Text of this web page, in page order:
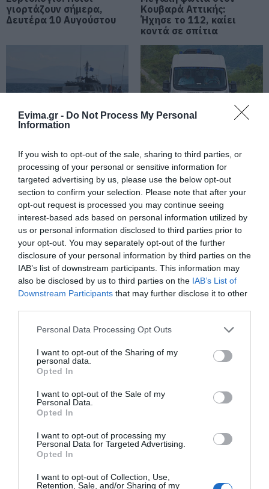
Evima.gr - Do Not Process My Personal
Information
If you wish to opt-out of the sale, sharing to third parties, or
processing of your personal or sensitive information for
targeted advertising by us, please use the below opt-out
section to confirm your selection. Please note that after your
opt-out request is processed you may continue seeing
interest-based ads based on personal information utilized by
us or personal information disclosed to third parties prior to
your opt-out. You may separately opt-out of the further
disclosure of your personal information by third parties on the
IAB’s list of downstream participants. This information may
also be disclosed by us to third parties on the IAB’s List of
Downstream Participants that may further disclose it to other
Please note that this website/app uses one or more Google
not limited to your visit or usage behaviour. You may click to
grant or deny consent to Google and its third-party tags to
use your data for below specified purposes in below Google
consent section.
Personal Data Processing Opt Outs
I want to opt-out of the Sharing of my
personal data.
Opted In
I want to opt-out of the Sale of my
Personal Data.
Opted In
I want to opt-out of processing my
Personal Data for Targeted Advertising.
Opted In
I want to opt-out of Collection, Use,
Retention, Sale, and/or Sharing of my
10.08.2026 | 09:00
Μεγάλη φωτιά στον Κουβαρά
Αττικής: Ήχησε το 112, καίει
Καιρός: Επιμένουν και σήμερα τα
10.08.2026 | 08:20
Στο κόκκινο σήμερα Εύβοια και
Σκύρος για κίνδυνο φωτιάς – Τι
απαγορεύεται
10.08.2026 | 08:00
Αναστάτωση σε παραλία της
Εύβοιας: Άνδρας αισθάνθηκε
αδιαθεσία, μεταφέρθηκε στο
Νοσοκομείο
09.08.2026 | 21:40
Σημαντική εκδήλωση για την
Ανδρονιάνους Ευβοίας
Εύβοια: Ποια είναι η κ. Λίζα που
τίμησε ο δήμαρχος Ιστιαίας
Αιδηψού
09.08.2026 | 21:00
γιορτάζουν σήμερα,
Δευτέρα 10 Αυγούστου
Κουβαρά Αττικής:
Ήχησε το 112, καίει
κοντά σε σπίτια
ανασύρθηκε χωρίς τις
αισθήσεις του από τη
θάλασσα
αστυνομίας στην
Εύβοια: Που θα
βρίσκονται αυτή την
εβδομάδα
για σεξουαλική
αισθήσεις του δίπλα σε
(βίντεο)